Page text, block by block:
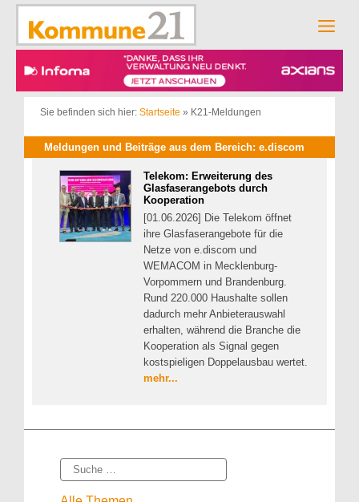
Zum
springen
Sie befinden sich hier: Startseite » K21-Meldungen
Meldungen und Beiträge aus dem Bereich: e.discom
Telekom: Erweiterung des
Glasfaserangebots durch
Kooperation
[01.06.2026] Die Telekom öffnet
ihre Glasfaserangebote für die
Netze von e.discom und
WEMACOM in Mecklenburg-
Vorpommern und Brandenburg.
Rund 220.000 Haushalte sollen
dadurch mehr Anbieterauswahl
erhalten, während die Branche die
Kooperation als Signal gegen
kostspieligen Doppelausbau wertet.
mehr...
Suche